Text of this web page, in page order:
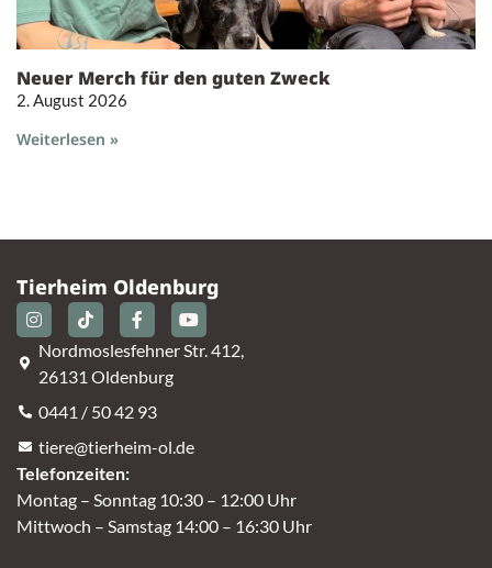
Neuer Merch für den guten Zweck
2. August 2026
Weiterlesen »
Tierheim Oldenburg
Nordmoslesfehner Str. 412,
26131 Oldenburg
0441 / 50 42 93
tiere@tierheim-ol.de
Telefonzeiten:
Montag – Sonntag 10:30 – 12:00 Uhr
Mittwoch – Samstag 14:00 – 16:30 Uhr